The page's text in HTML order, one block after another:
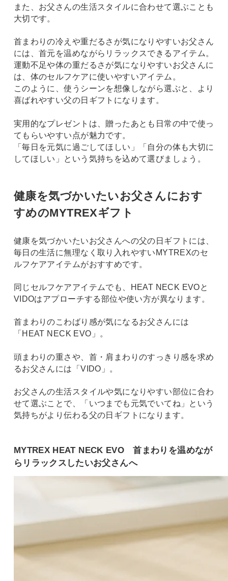
また、お父さんの生活スタイルに合わせて選ぶことも
大切です。
首まわりの冷えや重だるさが気になりやすいお父さん
には、首元を温めながらリラックスできるアイテム。
運動不足や体の重だるさが気になりやすいお父さんに
は、体のセルフケアに使いやすいアイテム。
このように、使うシーンを想像しながら選ぶと、より
喜ばれやすい父の日ギフトになります。
実用的なプレゼントは、贈ったあとも日常の中で使っ
てもらいやすい点が魅力です。
「毎日を元気に過ごしてほしい」「自分の体も大切に
してほしい」という気持ちを込めて選びましょう。
健康を気づかいたいお父さんにおす
すめのMYTREXギフト
健康を気づかいたいお父さんへの父の日ギフトには、
毎日の生活に無理なく取り入れやすいMYTREXのセ
ルフケアアイテムがおすすめです。
同じセルフケアアイテムでも、HEAT NECK EVOと
VIDOはアプローチする部位や使い方が異なります。
首まわりのこわばり感が気になるお父さんには
「HEAT NECK EVO」。
頭まわりの重さや、首・肩まわりのすっきり感を求め
るお父さんには「VIDO」。
お父さんの生活スタイルや気になりやすい部位に合わ
せて選ぶことで、「いつまでも元気でいてね」という
気持ちがより伝わる父の日ギフトになります。
MYTREX HEAT NECK EVO 首まわりを温めなが
らリラックスしたいお父さんへ